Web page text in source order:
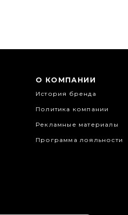
О КОМПАНИИ
История бренда
Политика компании
Рекламные материалы
Программа лояльности